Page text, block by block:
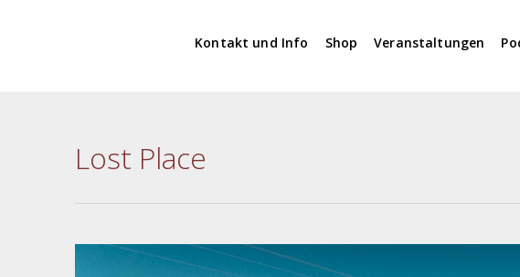
Kontakt und Info Shop Veranstaltungen
Lost Place